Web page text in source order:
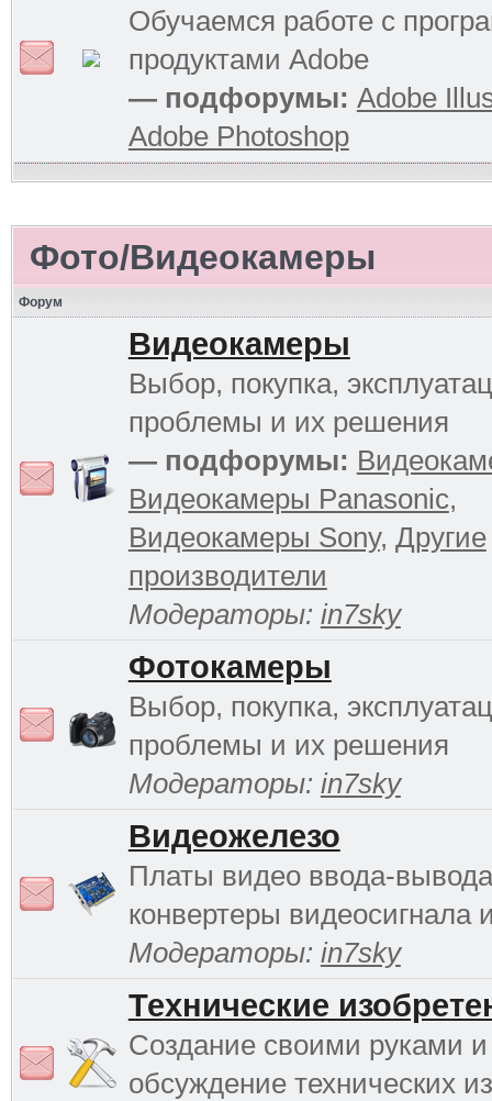
Обучаемся работе с
продуктами Adobe
— подфорумы: Adobe
Adobe Photoshop
Фото/Видеокамеры
Форум
Видеокамеры
Выбор, покупка,
проблемы и их решения
— подфорумы:
Видеокамеры Panasonic,
Видеокамеры Sony, Другие
производители
Модераторы: in7sky
Фотокамеры
Выбор, покупка,
проблемы и их решения
Модераторы: in7sky
Видеожелезо
Платы видео ввода-
конвертеры видеосигнала
Модераторы: in7sky
Технические
Создание своими руками и
обсуждение технических